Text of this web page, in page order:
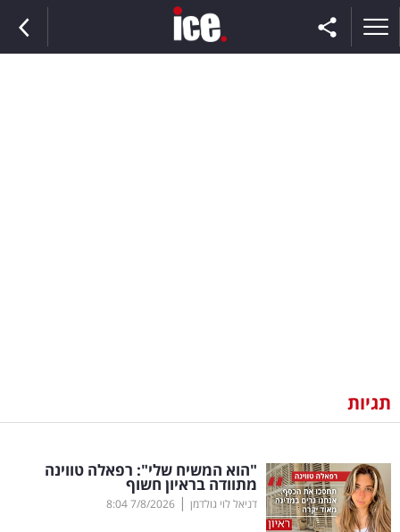
וצרכנות
דיגיטל
וטק
תגיות
"הוא המשיח שלי": רפאלה טווינה
מתוודה בראיון חשוף
דניאל לוי גולדמן |
7/8/2026
8:04